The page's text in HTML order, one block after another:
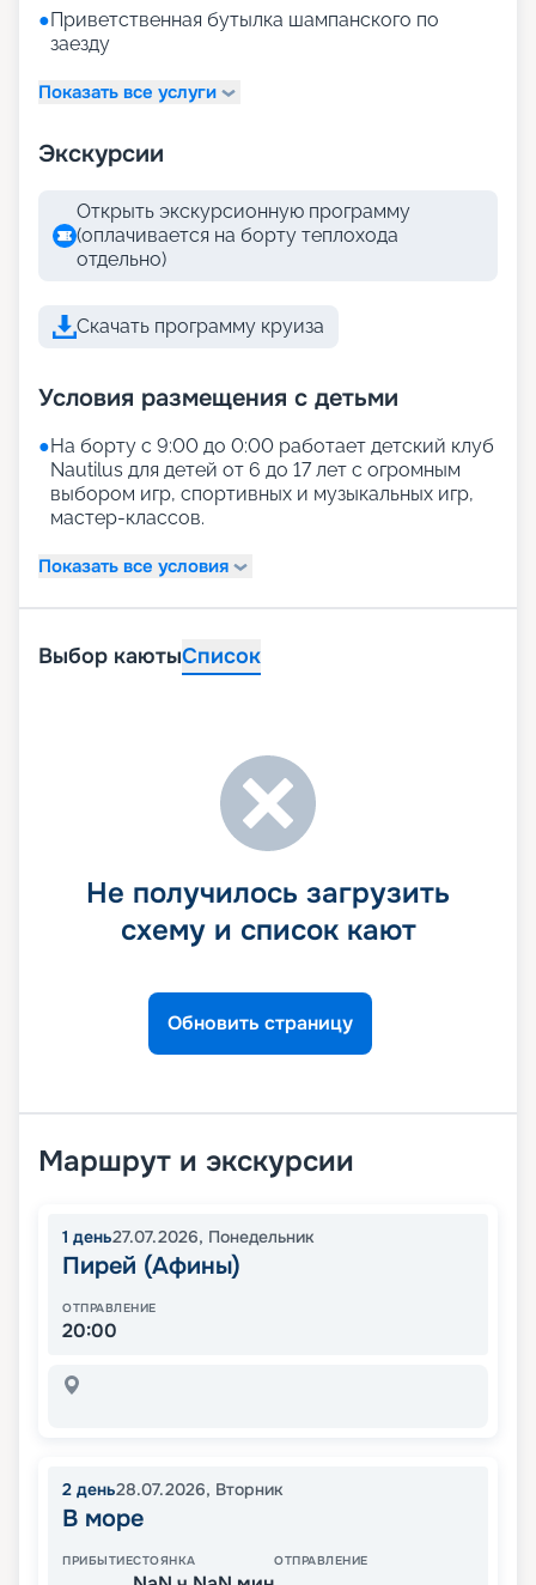
●Приветственная бутылка шампанского по
заезду
Показать все услуги
Экскурсии
Открыть экскурсионную программу
(оплачивается на борту теплохода
отдельно)
Скачать программу круиза
Условия размещения с детьми
●На борту с 9:00 до 0:00 работает детский клуб
Nautilus для детей от 6 до 17 лет с огромным
выбором игр, спортивных и музыкальных игр,
мастер-классов.
Показать все условия
Выбор каютыСписок
Не получилось загрузить
схему и список кают
Обновить страницу
Маршрут и экскурсии
1 день27.07.2026, Понедельник
Пирей (Афины)
ОТПРАВЛЕНИЕ
20:00
2 день28.07.2026, Вторник
В море
ПРИБЫТИЕСТОЯНКА ОТПРАВЛЕНИЕ